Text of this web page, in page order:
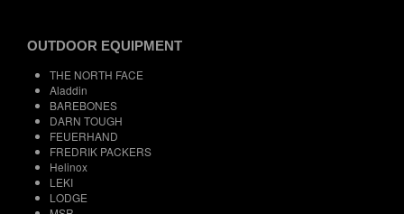
OUTDOOR EQUIPMENT
THE NORTH FACE
Aladdin
BAREBONES
DARN TOUGH
FEUERHAND
FREDRIK PACKERS
Helinox
LEKI
LODGE